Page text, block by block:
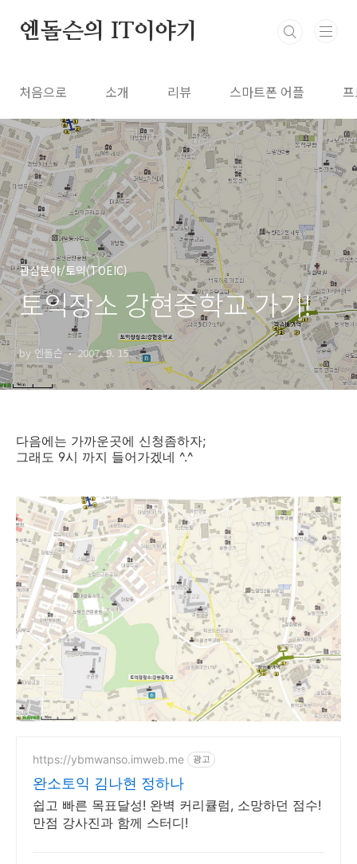
엔돌슨의 IT이야기
처음으로 소개 리뷰 스마트폰 어플
관심분야/토익(TOEIC)
토익장소 강현중학교 가기!
by 엔돌슨 2007. 9. 15.
다음에는 가까운곳에 신청좀하자;
그래도 9시 까지 들어가겠네 ^.^
https://ybmwanso.imweb.me 광고
완소토익 김나현 정하나
쉽고 빠른 목표달성! 완벽 커리큘럼, 소망하던 점수!
만점 강사진과 함께 스터디!